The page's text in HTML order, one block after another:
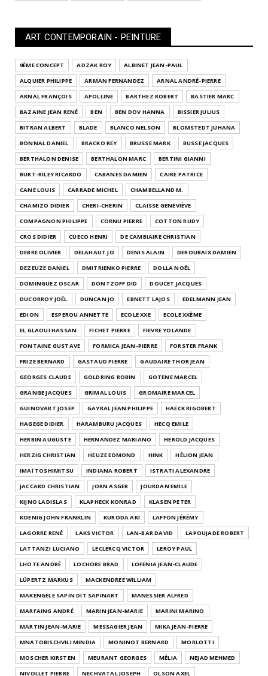
ART CONTEMPORAIN - PEINTURE
9ÈME CONCEPT ADZAK ROY
ALBINET JEAN-PAUL
ALQUIER PHILIPPE
ARMAN FERNANDEZ
ARNAL ANDRÉ-PIERRE
ARNAL FRANÇOIS
APOLLINE BARTHEZ ROBERT
BASTIER MARC
BAZAINE JEAN RENÉ
BEN BEN DOV HANNA
BISSIER JULIUS
BITRAN ALBERT
BLADE BLANCO NELSON
BLOMSTEDT JUHANA
BONNAL DANIEL
BRACKO REY BRUSSE MARK
BUSSE JACQUES
BERTHALON DENISE
BERTHALON MARC
BERTINI GIANNI
BURT-RILEY RICARDO
CABANES DAMIEN
CAIRE PATRICE
CANE LOUIS
CARRADE MICHEL
CHAMBELLAND M.
CHAMIZO DIDIER
CHERI-CHERIN
CLAISSE GENEVIÈVE
COMPAGNON PHILIPPE
CORNU PIERRE
COTTON RUDY
CROS DIDIER
CUECO HENRI
DE CAMBIAIRE CHRISTIAN
DEBRE OLIVIER
DELAHAUT JO DENIS ALAIN
DEROUBAIX DAMIEN
DEZEUZE DANIEL
DMITRIENKO PIERRE
DOLLA NOËL
DOMINGUEZ OSCAR
DONTZOFF DID
DOUCET JACQUES
DUCORROY JOËL
DUNCAN JO EBNETT LAJOS
EDELMANN JEAN
EDION
ESPEROU ANNETTE ECOLE XXE
ECOLE XXÈME
EL GLAOUI HASSAN
FICHET PIERRE
FIEVRE YOLANDE
FONTAINE GUSTAVE
FORMICA JEAN-PIERRE
FORSTER FRANK
FRIZE BERNARD
GASTAUD PIERRE
GAUDAIRE THOR JEAN
GEORGES CLAUDE
GOLDRING ROBIN
GOTENE MARCEL
GRANGE JACQUES
GRIMAL LOUIS
GROMAIRE MARCEL
GUINOVART JOSEP
GAYRAL JEAN PHILIPPE
HAECK RIGOBERT
HAGEGE DIDIER
HARAMBURU JACQUES
HECQ EMILE
HERBIN AUGUSTE
HERNANDEZ MARIANO
HEROLD JACQUES
HERZIG CHRISTIAN
HEUZE EDMOND HINK
HÉLION JEAN
IMAÏ TOSHIMITSU
INDIANA ROBERT
ISTRATI ALEXANDRE
JACCARD CHRISTIAN
JORN ASGER
JOURDAN EMILE
KIJNO LADISLAS
KLAPHECK KONRAD
KLASEN PETER
KOENIG JOHN FRANKLIN
KURODA AKI
LAFFON JÉRÉMY
LAGORRE RENÉ
LAKS VICTOR LAN-BAR DAVID
LAPOUJADE ROBERT
LATTANZI LUCIANO
LECLERCQ VICTOR
LEROY PAUL
LHOTE ANDRÉ
LOCHORE BRAD
LOFENIA JEAN-CLAUDE
LÜPERTZ MARKUS
MACKENDREE WILLIAM
MAKENGELE SAPIN DIT SAPINART
MANESSIER ALFRED
MARFAING ANDRÉ
MARIN JEAN-MARIE
MARINI MARINO
MARTIN JEAN-MARIE
MESSAGIER JEAN
MIKA JEAN-PIERRE
MNATOBISCHVILI MINDIA
MONINOT BERNARD
MORLOTTI
MOSCHER KIRSTEN
MEURANT GEORGES MÉLIA
NEJAD MEHMED
NIVOLLET PIERRE
NECHVATAL JOSEPH OLSON AXEL